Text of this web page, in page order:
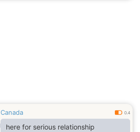
Canada 0.4
here for serious relationship